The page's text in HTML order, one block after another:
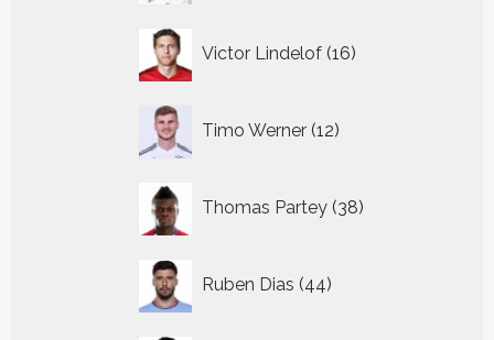
Victor Lindelof 16
producten
Timo Werner 12
producten
Thomas Partey 38
producten
Ruben Dias 44
producten